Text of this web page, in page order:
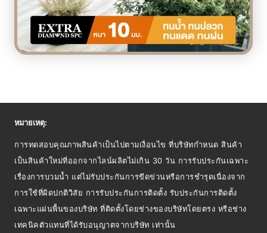
หมายเหตุ:
การทดสอบคุณภาพสินค้าเป็นไปตามเงื่อนไข ที่บริษัทกำหนด สินค้า
เป็นสินค้าใหม่ที่ออกจากไลน์ผลิตไม่เกิน 30 วัน การรับประกันเฉพาะ
เรื่องการบวมน้ำ แต่ไม่รับประกันการขีดข่วนหรือการชำรุดเนื่องจาก
การใช้ที่ผิดปกติวิสัย การรับประกันการติดตั้ง รับประกันการติดตั้ง
เฉพาะแผ่นพื้นของบริษัท ที่ติดตั้งโดยช่างของบริษัทโดยตรง หรือช่าง
เทคนิคตัวแทนที่ได้รับอนุญาตจากบริษัท เท่านั้น